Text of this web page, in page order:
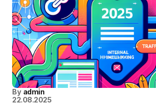
By admin
22.08.2025